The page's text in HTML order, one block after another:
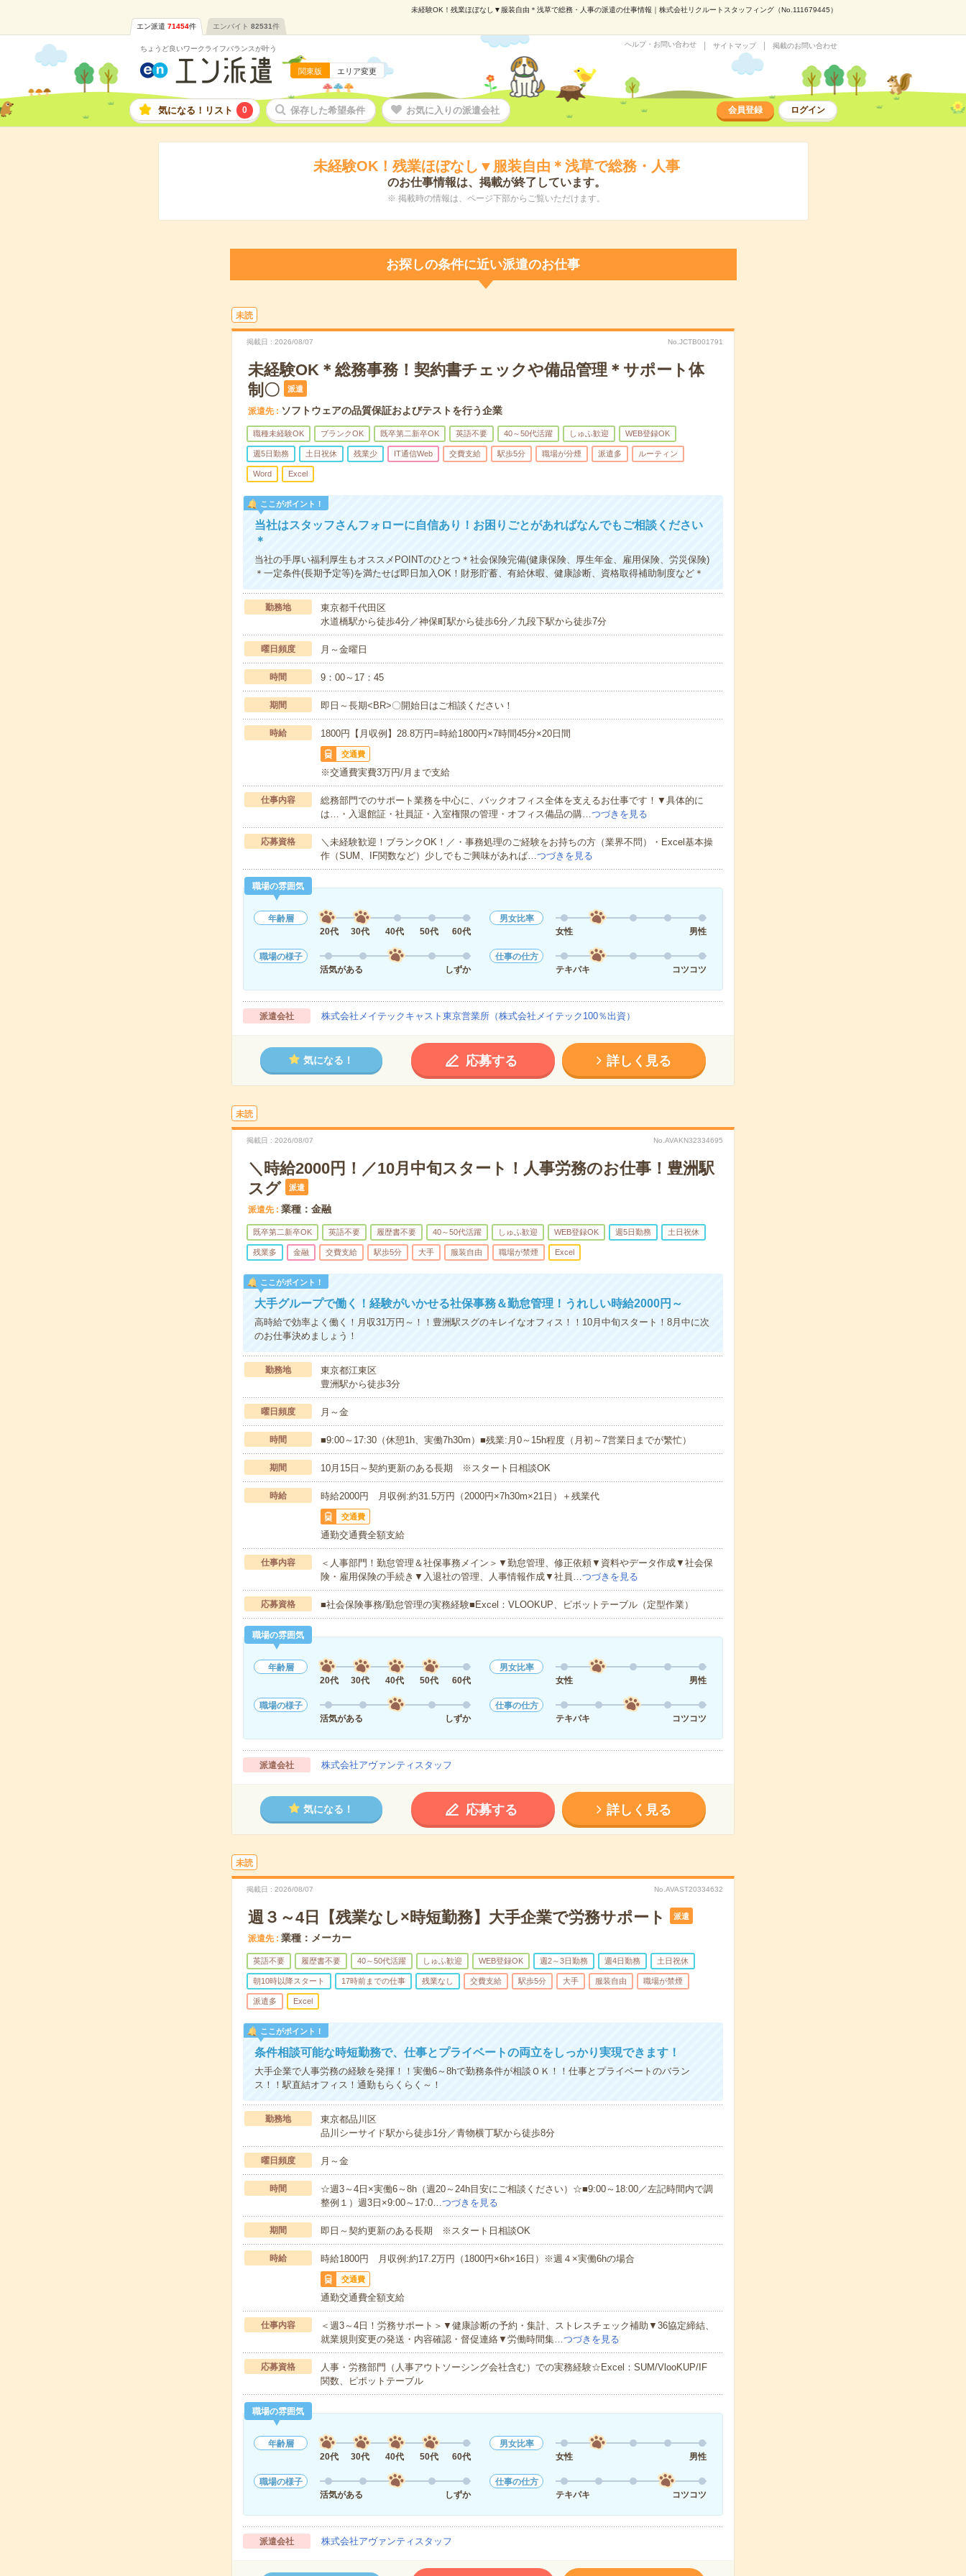
未経験OK！残業ほぼなし▼服装自由＊浅草で総務・人事の派遣の仕事情報｜株式会社リクルートスタッフィング（No.111679445）
エン派遣 71454件 エンバイト 82531件
ちょうど良いワークライフバランスが叶う
関東版 エリア変更
ヘルプ・お問い合わせ サイトマップ 掲載のお問い合わせ
気になる！リスト 0 保存した希望条件 お気に入りの派遣会社 会員登録 ログイン
未経験OK！残業ほぼなし▼服装自由＊浅草で総務・人事
のお仕事情報は、掲載が終了しています。
※ 掲載時の情報は、ページ下部からご覧いただけます。
お探しの条件に近い派遣のお仕事
未読
掲載日 2026/08/07 No.JCTB001791
未経験OK＊総務事務！契約書チェックや備品管理＊サポート体
制〇
派遣
派遣先 ソフトウェアの品質保証およびテストを行う企業
職種未経験OK ブランクOK 既卒第二新卒OK 英語不要 40～50代活躍 しゅふ歓迎 WEB登録OK
週5日勤務 土日祝休 残業少 IT通信Web 交費支給 駅歩5分 職場が分煙 派遣多 ルーティン
Word Excel
ここがポイント！
当社はスタッフさんフォローに自信あり！お困りごとがあればなんでもご相談ください
＊
当社の手厚い福利厚生もオススメPOINTのひとつ＊社会保険完備(健康保険、厚生年金、雇用保険、労災保険)
＊一定条件(長期予定等)を満たせば即日加入OK！財形貯蓄、有給休暇、健康診断、資格取得補助制度など＊
勤務地
東京都千代田区
水道橋駅から徒歩4分／神保町駅から徒歩6分／九段下駅から徒歩7分
曜日頻度 月～金曜日
時間 9：00～17：45
期間 即日～長期<BR>〇開始日はご相談ください！
時給 1800円【月収例】28.8万円=時給1800円×7時間45分×20日間
交通費
※交通費実費3万円/月まで支給
仕事内容
総務部門でのサポート業務を中心に、バックオフィス全体を支えるお仕事です！▼具体的に
は…・入退館証・社員証・入室権限の管理・オフィス備品の購…つづきを見る
応募資格
＼未経験歓迎！ブランクOK！／・事務処理のご経験をお持ちの方（業界不問）・Excel基本操
作（SUM、IF関数など）少しでもご興味があれば…つづきを見る
職場の雰囲気
年齢層
20代
30代 40代 50代 60代
男女比率
女性
男性
職場の様子
活気がある
しずか
仕事の仕方
テキパキ
コツコツ
派遣会社 株式会社メイテックキャスト東京営業所（株式会社メイテック100％出資）
気になる！ 応募する 詳しく見る
未読
掲載日 2026/08/07 No.AVAKN32334695
＼時給2000円！／10月中旬スタート！人事労務のお仕事！豊洲駅
スグ
派遣
派遣先 業種：金融
既卒第二新卒OK 英語不要 履歴書不要 40～50代活躍 しゅふ歓迎 WEB登録OK 週5日勤務 土日祝休
残業多 金融 交費支給 駅歩5分 大手 服装自由 職場が禁煙 Excel
ここがポイント！
大手グループで働く！経験がいかせる社保事務＆勤怠管理！うれしい時給2000円～
高時給で効率よく働く！月収31万円～！！豊洲駅スグのキレイなオフィス！！10月中旬スタート！8月中に次
のお仕事決めましょう！
勤務地
東京都江東区
豊洲駅から徒歩3分
曜日頻度 月～金
時間 ■9:00～17:30（休憩1h、実働7h30m）■残業:月0～15h程度（月初～7営業日までが繁忙）
期間 10月15日～契約更新のある長期 ※スタート日相談OK
時給 時給2000円 月収例:約31.5万円（2000円×7h30m×21日）＋残業代
交通費
通勤交通費全額支給
仕事内容
＜人事部門！勤怠管理＆社保事務メイン＞▼勤怠管理、修正依頼▼資料やデータ作成▼社会保
険・雇用保険の手続き▼入退社の管理、人事情報作成▼社員…つづきを見る
応募資格 ■社会保険事務/勤怠管理の実務経験■Excel：VLOOKUP、ピボットテーブル（定型作業）
職場の雰囲気
年齢層
20代
30代 40代 50代 60代
男女比率
女性
男性
職場の様子
活気がある
しずか
仕事の仕方
テキパキ
コツコツ
派遣会社 株式会社アヴァンティスタッフ
気になる！ 応募する 詳しく見る
未読
掲載日 2026/08/07 No.AVAST20334632
週３～4日【残業なし×時短勤務】大手企業で労務サポート 派遣
派遣先 業種：メーカー
英語不要 履歴書不要 40～50代活躍 しゅふ歓迎 WEB登録OK 週2～3日勤務 週4日勤務 土日祝休
朝10時以降スタート 17時前までの仕事 残業なし 交費支給 駅歩5分 大手 服装自由 職場が禁煙
派遣多 Excel
ここがポイント！
条件相談可能な時短勤務で、仕事とプライベートの両立をしっかり実現できます！
大手企業で人事労務の経験を発揮！！実働6～8hで勤務条件が相談ＯＫ！！仕事とプライベートのバラン
ス！！駅直結オフィス！通勤もらくらく～！
勤務地
東京都品川区
品川シーサイド駅から徒歩1分／青物横丁駅から徒歩8分
曜日頻度 月～金
時間
☆週3～4日×実働6～8h（週20～24h目安にご相談ください）☆■9:00～18:00／左記時間内で調
整例１）週3日×9:00～17:0…つづきを見る
期間 即日～契約更新のある長期 ※スタート日相談OK
時給 時給1800円 月収例:約17.2万円（1800円×6h×16日）※週４×実働6hの場合
交通費
通勤交通費全額支給
仕事内容
＜週3～4日！労務サポート＞▼健康診断の予約・集計、ストレスチェック補助▼36協定締結、
就業規則変更の発送・内容確認・督促連絡▼労働時間集…つづきを見る
応募資格
人事・労務部門（人事アウトソーシング会社含む）での実務経験☆Excel：SUM/VlooKUP/IF
関数、ピポットテーブル
職場の雰囲気
年齢層
20代
30代 40代 50代 60代
男女比率
女性
男性
職場の様子
活気がある
しずか
仕事の仕方
テキパキ
コツコツ
派遣会社 株式会社アヴァンティスタッフ